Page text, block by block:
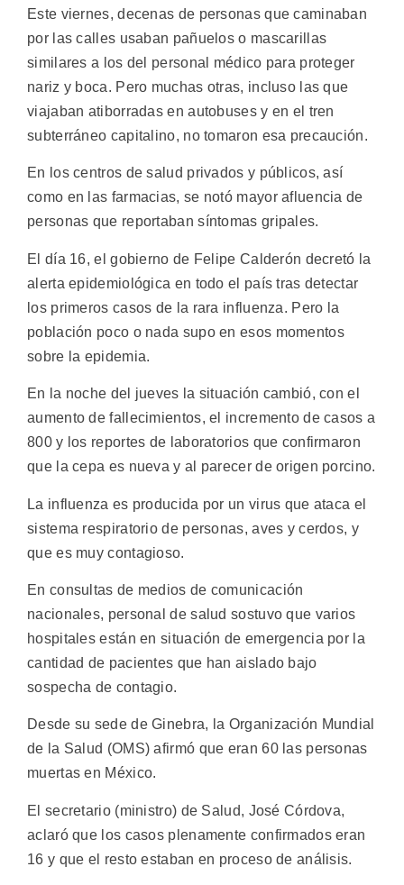
Este viernes, decenas de personas que caminaban
por las calles usaban pañuelos o mascarillas
similares a los del personal médico para proteger
nariz y boca. Pero muchas otras, incluso las que
viajaban atiborradas en autobuses y en el tren
subterráneo capitalino, no tomaron esa precaución.
En los centros de salud privados y públicos, así
como en las farmacias, se notó mayor afluencia de
personas que reportaban síntomas gripales.
El día 16, el gobierno de Felipe Calderón decretó la
alerta epidemiológica en todo el país tras detectar
los primeros casos de la rara influenza. Pero la
población poco o nada supo en esos momentos
sobre la epidemia.
En la noche del jueves la situación cambió, con el
aumento de fallecimientos, el incremento de casos a
800 y los reportes de laboratorios que confirmaron
que la cepa es nueva y al parecer de origen porcino.
La influenza es producida por un virus que ataca el
sistema respiratorio de personas, aves y cerdos, y
que es muy contagioso.
En consultas de medios de comunicación
nacionales, personal de salud sostuvo que varios
hospitales están en situación de emergencia por la
cantidad de pacientes que han aislado bajo
sospecha de contagio.
Desde su sede de Ginebra, la Organización Mundial
de la Salud (OMS) afirmó que eran 60 las personas
muertas en México.
El secretario (ministro) de Salud, José Córdova,
aclaró que los casos plenamente confirmados eran
16 y que el resto estaban en proceso de análisis.